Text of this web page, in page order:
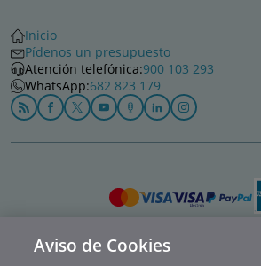
Inicio
Pídenos un presupuesto
Atención telefónica:900 103 293
WhatsApp:682 823 179
Política de privacidad
Aviso de Cookies